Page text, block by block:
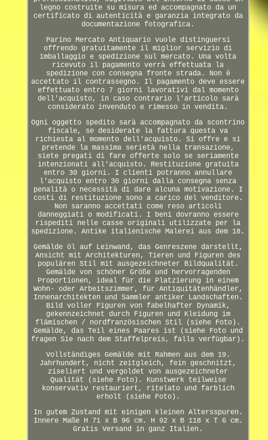
legno costruite su misura ed accompagnato da un
certificato di autenticità e garanzia integrato da
documentazione fotografica.
Parino Mercato Antiquario vuole distinguersi
offrendo gratuitamente il miglior servizio di
imballaggio e spedizione sul mercato. Una volta
ricevuto il pagamento verrà effettuata la
spedizione con consegna fronte strada. Non è
accettato il contrassegno. Il pagamento deve essere
effettuato entro 7 giorni lavorativi dal momento
dell'acquisto, in caso contrario l'articolo sarà
considerato invenduto e rimesso in vendita.
Ogni oggetto spedito sarà accompagnato da scontrino
fiscale, se desiderate la fattura questa va
richiesta al momento dell'acquisto. Si offre e si
pretende la massima serietà nella transazione,
siete pregati di fare offerte solo se seriamente
intenzionati all'acquisto. Restituzione gratuita
entro 30 giorni. I clienti potranno annullare
l'acquisto entro 30 giorni dalla consegna senza
penalità o necessità di dare alcuna motivazione. I
costi di restituzione sono a carico del venditore.
Non saranno accettati come reso articoli
danneggiati o modificati. I beni dovranno essere
rispediti nelle casse originali utilizzate per la
spedizione. Antike italienische Malerei aus dem 18.
Gemälde öl auf Leinwand, das Genreszene darstellt,
Ansicht mit Architekturen, Tieren und Figuren des
populären Stil mit ausgezeichneter Bildqualität.
Gemälde von schöner Größe und hervorragenden
Proportionen, ideal für die Platzierung in einem
Wohn- oder Arbeitszimmer, für Antiquitätenhändler,
Innenarchitekten und Sammler antiker Landschaften.
Bild voller Figuren von fabelhafter Dynamik,
gekennzeichnet durch Figuren und Kleidung im
flämischen / nordfranzösischen Stil (siehe Foto).
Gemälde, das Teil eines Paares ist (siehe Foto und
fragen Sie nach dem Staffelpreis, falls verfügbar).
Vollständiges Gemälde mit Rahmen aus dem 19.
Jahrhundert, nicht zeitgleich, fein geschnitzt,
ziseliert und vergoldet von ausgezeichneter
Qualität (siehe Foto). Kunstwerk teilweise
konservativ restauriert, ritelato und farblich
erholt (siehe Foto).
In gutem Zustand mit einigen kleinen Altersspuren.
Innere Maße H 71 x B 96 cm. H 92 x B 118 x T 6 cm.
Gratis Versand in ganz Italien.